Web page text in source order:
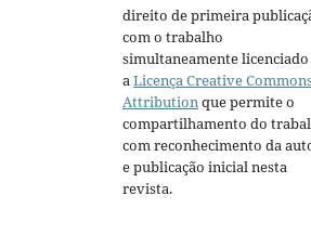
direito de primeira
com o trabalho
simultaneamente
a Licença Creative
Attribution que permite o
compartilhamento do
com reconhecimento da
e publicação inicial nesta
revista.